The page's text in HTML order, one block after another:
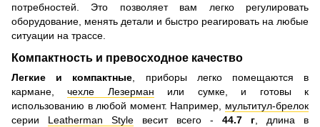
потребностей. Это позволяет вам легко регулировать
оборудование, менять детали и быстро реагировать на любые
ситуации на трассе.
Компактность и превосходное качество
Легкие и компактные , приборы легко помещаются в
кармане,чехле Лезерман или сумке, и готовы к
использованию в любой момент. Например, мультитул-брелок
серии Leatherman Style весит всего - 44.7 г , длина в